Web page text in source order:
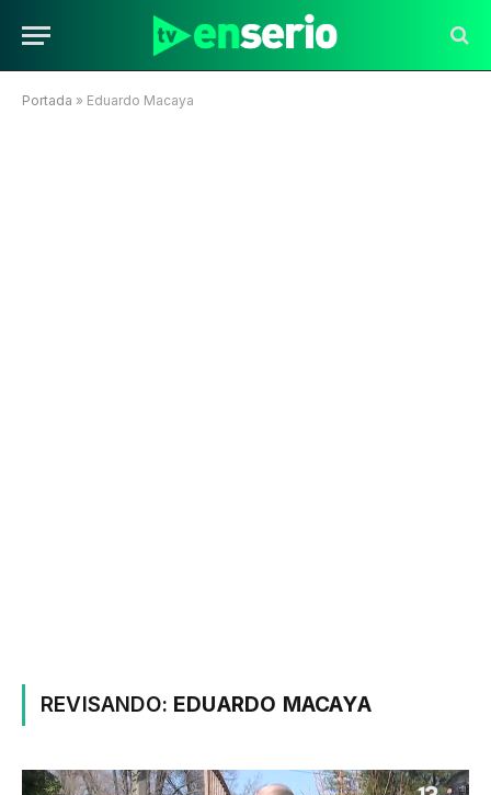
Portada » Eduardo Macaya
REVISANDO: EDUARDO MACAYA